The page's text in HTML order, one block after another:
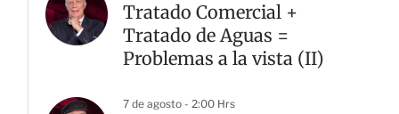
Tratado Comercial +
Tratado de Aguas =
Problemas a la vista (II)
7 de agosto - 2:00 Hrs